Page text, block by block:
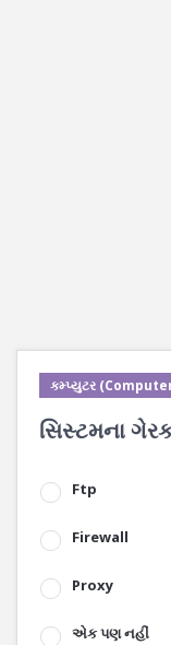
કમ્પ્યુટર
સિસ્ટમના
Ftp
Firewall
Proxy
એક પણ નહીં